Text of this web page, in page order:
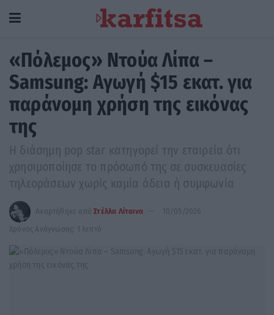
«Πόλεμος» Ντούα Λίπα –
Samsung: Αγωγή $15 εκατ. για
παράνομη χρήση της εικόνας
της
Η διάσημη pop star κατηγορεί την εταιρεία ότι
χρησιμοποίησε το πρόσωπό της σε συσκευασίες
τηλεοράσεων χωρίς καμία άδεια ή συμφωνία
Αναρτήθηκε από Στέλλα Λίταινα
10/05/2026
Χρόνος Ανάγνωσης: 1 λεπτό